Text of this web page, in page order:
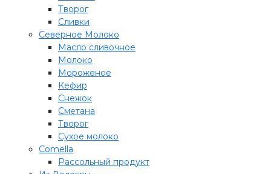
Творог
Сливки
Северное Молоко
Масло сливочное
Молоко
Мороженое
Кефир
Снежок
Сметана
Творог
Сухое молоко
Comеlla
Рассольный продукт